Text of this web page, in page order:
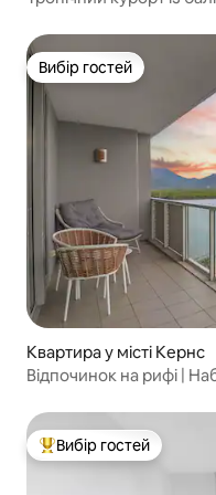
Вибір гостей
Вибір гостей
Квартира у місті Кернс
Відпочинок на рифі |
Топ вибір гостей
Вибір гостей